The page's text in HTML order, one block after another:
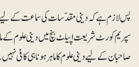
پس لازم ہے کہ دینی مقدّسات کی سماعت کے
سپریم کورٹ شریعت اپیلٹ بنچ میں دینی علوم کے
صاحبان کے لیے دینی علوم کا ماہر ہونا ہی کافی